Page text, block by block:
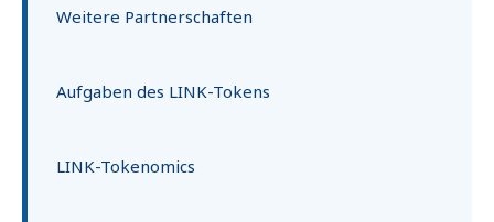
Weitere Partnerschaften
Aufgaben des LINK-Tokens
LINK-Tokenomics